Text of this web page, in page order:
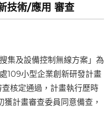
技術/應用 審查
集及設備控制無線方案」為
109小型企業創新研發計畫
核定通過，計畫執行歷時
計畫審查委員同意備查，